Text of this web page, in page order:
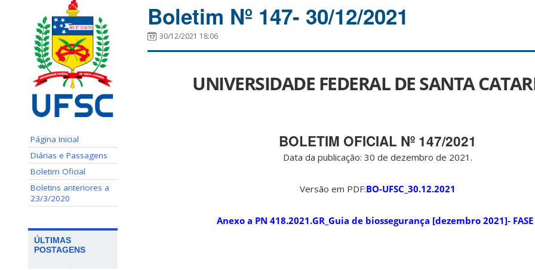
Página Inicial
Diárias e Passagens
Boletim Oficial
Boletins anteriores a
23/3/2020
ÚLTIMAS
POSTAGENS
Boletim Nº 147- 30/12/2021
30/12/2021 18:06
UNIVERSIDADE FEDERAL DE SANTA
BOLETIM OFICIAL Nº 147/2021
Data da publicação: 30 de dezembro de 2021.
Versão em PDF:BO-UFSC_30.12.2021
Anexo a PN 418.2021.GR_Guia de biossegurança [dezembro 2021]- FASE